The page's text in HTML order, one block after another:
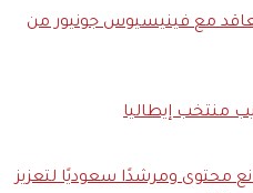
مع فينيسيوس جونيور من
منتخب إيطاليا
يؤهل 45 صانع محتوى ومرشدًا سعوديًا لتعزيز